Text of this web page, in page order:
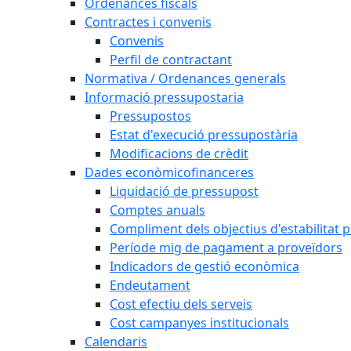
Contractes i convenis
Convenis
Perfil de contractant
Normativa / Ordenances generals
Informació pressupostaria
Pressupostos
Estat d'execució pressupostària
Modificacions de crèdit
Dades econòmicofinanceres
Liquidació de pressupost
Comptes anuals
Compliment dels objectius d'estabilitat
Període mig de pagament a proveïdors
Indicadors de gestió econòmica
Endeutament
Cost efectiu dels serveis
Cost campanyes institucionals
Calendaris